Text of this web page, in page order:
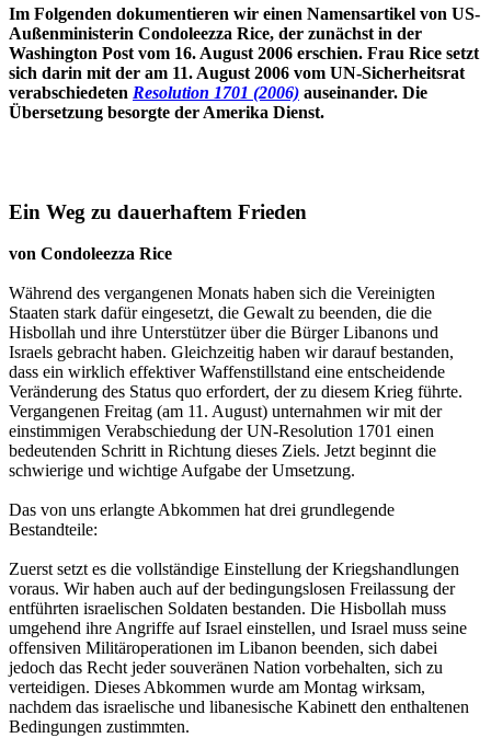
Im Folgenden dokumentieren wir einen Namensartikel von US-
Außenministerin Condoleezza Rice, der zunächst in der
Washington Post vom 16. August 2006 erschien. Frau Rice setzt
sich darin mit der am 11. August 2006 vom UN-Sicherheitsrat
verabschiedeten Resolution 1701 (2006) auseinander. Die
Übersetzung besorgte der Amerika Dienst.
Ein Weg zu dauerhaftem Frieden
von Condoleezza Rice
Während des vergangenen Monats haben sich die Vereinigten
Staaten stark dafür eingesetzt, die Gewalt zu beenden, die die
Hisbollah und ihre Unterstützer über die Bürger Libanons und
Israels gebracht haben. Gleichzeitig haben wir darauf bestanden,
dass ein wirklich effektiver Waffenstillstand eine entscheidende
Veränderung des Status quo erfordert, der zu diesem Krieg führte.
Vergangenen Freitag (am 11. August) unternahmen wir mit der
einstimmigen Verabschiedung der UN-Resolution 1701 einen
bedeutenden Schritt in Richtung dieses Ziels. Jetzt beginnt die
schwierige und wichtige Aufgabe der Umsetzung.
Das von uns erlangte Abkommen hat drei grundlegende
Bestandteile:
Zuerst setzt es die vollständige Einstellung der Kriegshandlungen
voraus. Wir haben auch auf der bedingungslosen Freilassung der
entführten israelischen Soldaten bestanden. Die Hisbollah muss
umgehend ihre Angriffe auf Israel einstellen, und Israel muss seine
offensiven Militäroperationen im Libanon beenden, sich dabei
jedoch das Recht jeder souveränen Nation vorbehalten, sich zu
verteidigen. Dieses Abkommen wurde am Montag wirksam,
nachdem das israelische und libanesische Kabinett den enthaltenen
Bedingungen zustimmten.